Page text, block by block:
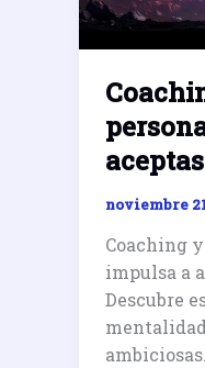
noviembre
Coaching
impulsa a
Descubre
ambiciosas.